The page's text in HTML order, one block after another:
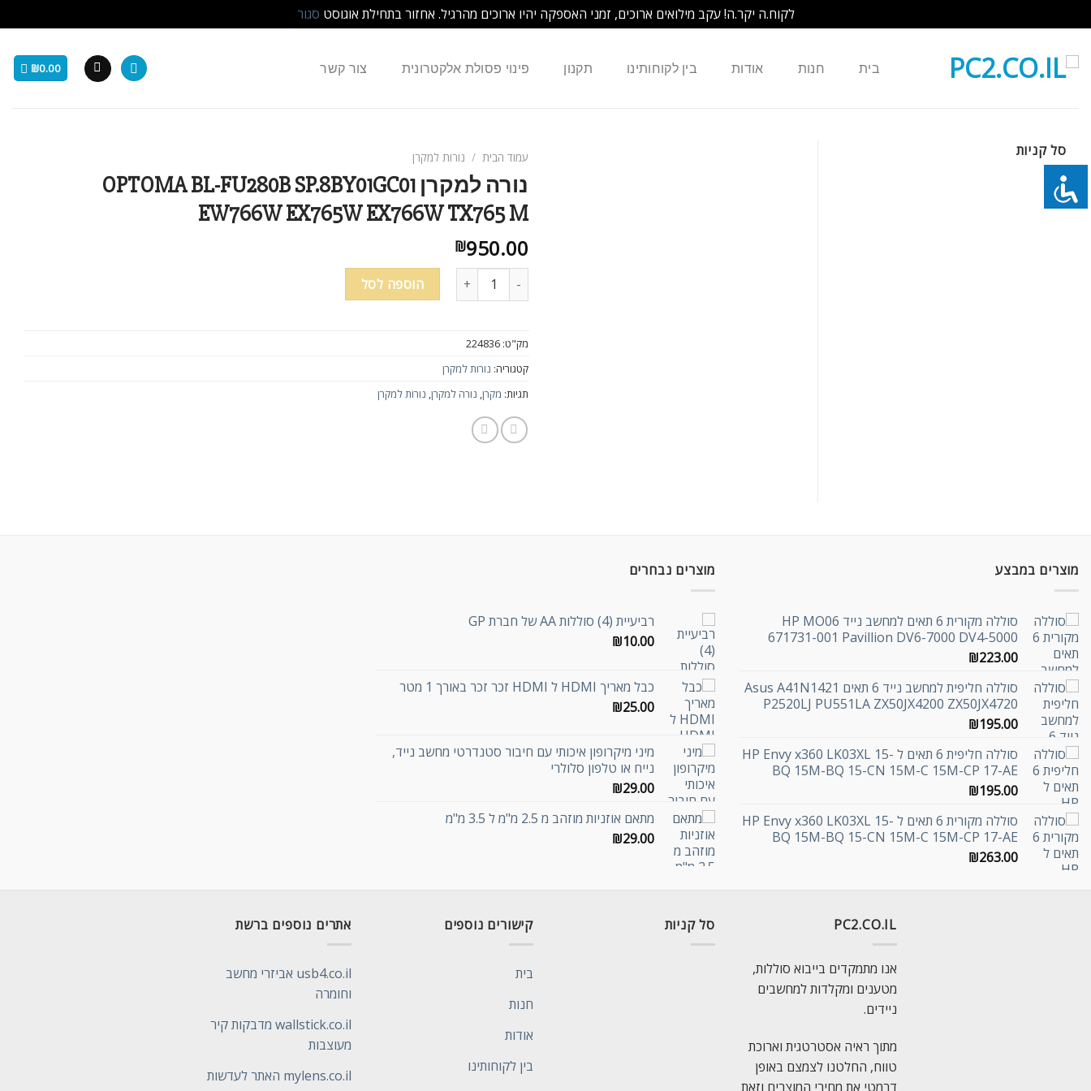
לקוח.ה יקר.ה! עקב מילואים ארוכים, זמני האספקה יהיו ארוכים מהרגיל. אחזור בתחילת אוגוסט סגור
content
בית חנות אודות בין לקוחותינו תקנון פינוי פסולת אלקטרונית צור קשר ₪0.00
סל קניות עמוד הבית / נורות למקרן
נורה למקרן OPTOMA BL-FU280B SP.8BY01GC01
EW766W EX765W EX766W TX765 M
₪950.00
הוספה לסל
מק"ט: 224836
קטגוריה: נורות למקרן
תגיות: מקרן, נורה למקרן, נורות למקרן
מוצרים במבצע
סוללה מקורית 6 תאים למחשב נייד HP MO06
671731-001 Pavillion DV6-7000 DV4-5000
₪223.00
סוללה חליפית למחשב נייד 6 תאים Asus A41N1421
P2520LJ PU551LA ZX50JX4200 ZX50JX4720
₪195.00
סוללה חליפית 6 תאים ל HP Envy x360 LK03XL 15-
BQ 15M-BQ 15-CN 15M-C 15M-CP 17-AE
₪195.00
סוללה מקורית 6 תאים ל HP Envy x360 LK03XL 15-
BQ 15M-BQ 15-CN 15M-C 15M-CP 17-AE
₪263.00
מוצרים נבחרים
רביעיית (4) סוללות AA של חברת GP
₪10.00
כבל מאריך HDMI ל HDMI זכר זכר באורך 1 מטר
₪25.00
מיני מיקרופון איכותי עם חיבור סטנדרטי מחשב נייד,
נייח או טלפון סלולרי
₪29.00
מתאם אוזניות מוזהב מ 2.5 מ"מ ל 3.5 מ"מ
₪29.00
PC2.CO.IL
אנו מתמקדים בייבוא סוללות,
מטענים ומקלדות למחשבים
ניידים.
מתוך ראיה אסטרטגית וארוכת
טווח, החלטנו לצמצם באופן
דרמטי את מחירי המוצרים וזאת
סל קניות קישורים נוספים
בית
חנות
אודות
בין לקוחותינו
אתרים נוספים ברשת
usb4.co.il אביזרי מחשב
וחומרה
wallstick.co.il מדבקות קיר
מעוצבות
mylens.co.il האתר לעדשות